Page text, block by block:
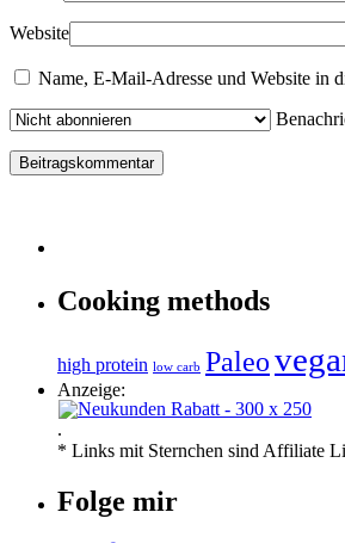
Website
Name, E-Mail-Adresse und Website in
Cooking methods
high protein low carb Paleo
Anzeige:
.
* Links mit Sternchen sind Affiliate
Folge mir